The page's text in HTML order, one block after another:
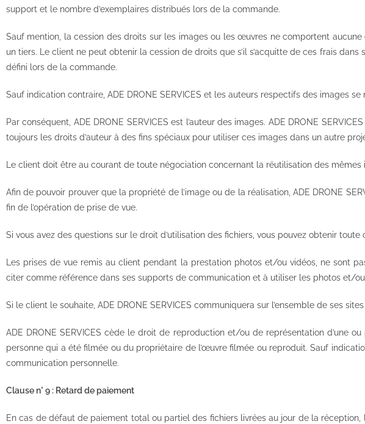
support et le nombre d’exemplaires distribués lors de la commande.
Sauf mention, la cession des droits sur les images ou les œuvres ne comportent
un tiers. Le client ne peut obtenir la cession de droits que s’il s’acquitte de ces frais
défini lors de la commande.
Sauf indication contraire, ADE DRONE SERVICES et les auteurs respectifs des images
Par conséquent, ADE DRONE SERVICES est l’auteur des images. ADE DRONE
toujours les droits d’auteur à des fins spéciaux pour utiliser ces images dans un autre
Le client doit être au courant de toute négociation concernant la réutilisation des mêmes
Afin de pouvoir prouver que la propriété de l’image ou de la réalisation, ADE DRONE
fin de l’opération de prise de vue.
Si vous avez des questions sur le droit d’utilisation des fichiers, vous pouvez obtenir toute
Les prises de vue remis au client pendant la prestation photos et/ou vidéos, ne sont
citer comme référence dans ses supports de communication et à utiliser les photos et/
Si le client le souhaite, ADE DRONE SERVICES communiquera sur l’ensemble de ses
ADE DRONE SERVICES cède le droit de reproduction et/ou de représentation d’une
personne qui a été filmée ou du propriétaire de l’œuvre filmée ou reproduit. Sauf
communication personnelle.
Clause n° 9 : Retard de paiement
En cas de défaut de paiement total ou partiel des fichiers livrées au jour de la réception,